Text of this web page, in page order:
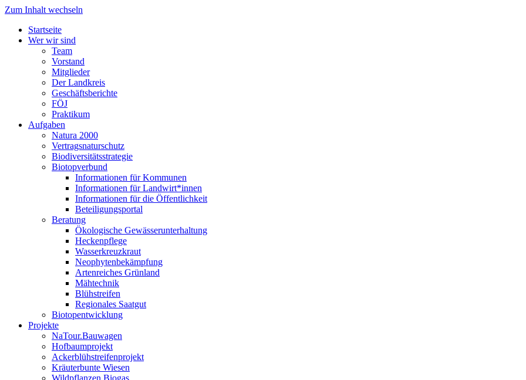
Zum Inhalt wechseln
Startseite
Wer wir sind
Team
Vorstand
Mitglieder
Der Landkreis
Geschäftsberichte
FÖJ
Praktikum
Aufgaben
Natura 2000
Vertragsnaturschutz
Biodiversitätsstrategie
Biotopverbund
Informationen für Kommunen
Informationen für Landwirt*innen
Informationen für die Öffentlichkeit
Beteiligungsportal
Beratung
Ökologische Gewässerunterhaltung
Heckenpflege
Wasserkreuzkraut
Neophytenbekämpfung
Artenreiches Grünland
Mähtechnik
Blühstreifen
Regionales Saatgut
Biotopentwicklung
Projekte
NaTour.Bauwagen
Hofbaumprojekt
Ackerblühstreifenprojekt
Kräuterbunte Wiesen
Wildpflanzen Biogas